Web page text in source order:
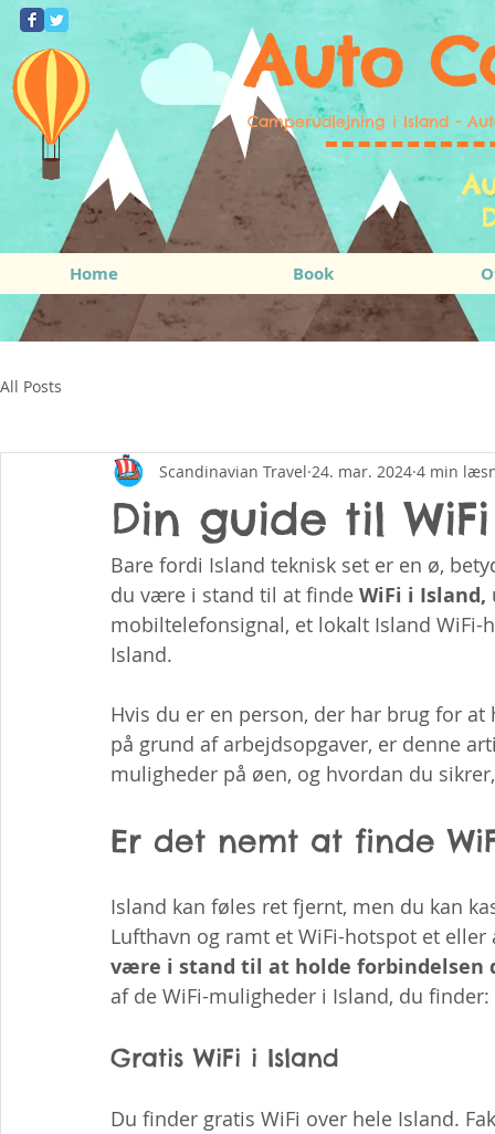
Auto
Camperudlejning i Island -
All Posts
Din guide til
Scandinavian Travel 24. mar. 2024 4 min
Bare fordi Island teknisk set er en ø,
du være i stand til at finde WiFi i Island,
mobiltelefonsignal, et lokalt Island
Island.
Hvis du er en person, der har brug for
på grund af arbejdsopgaver, er denne
muligheder på øen, og hvordan du
Er det nemt at finde
Island kan føles ret fjernt, men du kan
Lufthavn og ramt et WiFi-hotspot et
være i stand til at holde forbindelsen
af de WiFi-muligheder i Island, du finder:
Gratis WiFi i Island
Du finder gratis WiFi over hele Island.
Home Book